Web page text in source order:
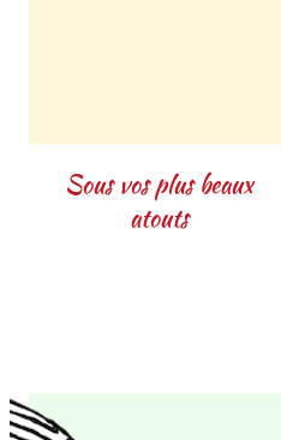
Sous vos plus beaux
atouts